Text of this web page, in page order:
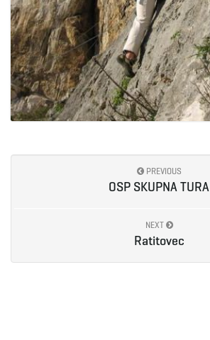
PREVIOUS
OSP SKUPNA TURA
NEXT
Ratitovec